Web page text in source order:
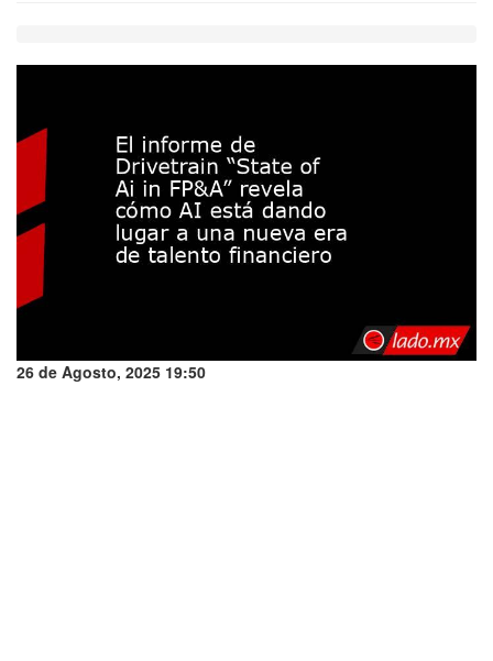
26 de Agosto, 2025 19:50